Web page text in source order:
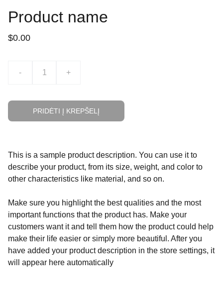
Product name
$0.00
- +
PRIDĖTI Į KREPŠELĮ
This is a sample product description. You can use it to
describe your product, from its size, weight, and color to
other characteristics like material, and so on.
Make sure you highlight the best qualities and the most
important functions that the product has. Make your
customers want it and tell them how the product could help
make their life easier or simply more beautiful. After you
have added your product description in the store settings, it
will appear here automatically